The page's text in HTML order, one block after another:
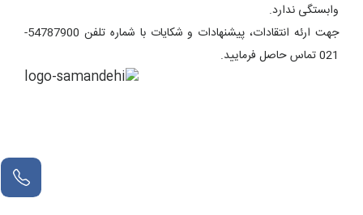
وابستگی ندارد.
جهت ارئه انتقادات، پیشنهادات و شکایات با شماره تلفن 54787900-
021 تماس حاصل فرمایید.